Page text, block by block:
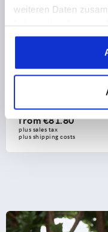
weiteren Daten
gesammelt haben.